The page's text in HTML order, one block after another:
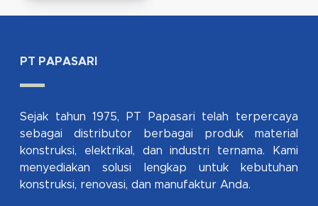
PT PAPASARI
Sejak tahun 1975, PT Papasari telah terpercaya
sebagai distributor berbagai produk material
konstruksi, elektrikal, dan industri ternama. Kami
menyediakan solusi lengkap untuk kebutuhan
konstruksi, renovasi, dan manufaktur Anda.